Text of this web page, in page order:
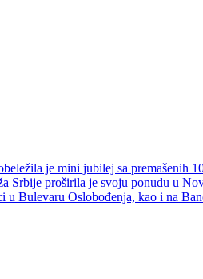
je mini jubilej sa premašenih
Srbije proširila je svoju ponudu u
Bulevaru Oslobođenja, kao i na